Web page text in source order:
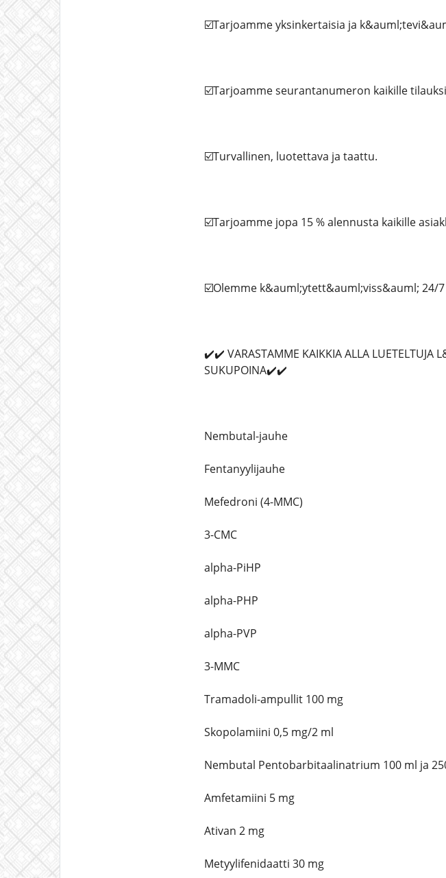
☑️Tarjoamme yksinkertaisia ​​ja
☑️Tarjoamme seurantanumeron kaikille
☑️Turvallinen, luotettava ja taattu.
☑️Tarjoamme jopa 15 % alennusta kaikille
☑️Olemme k&auml;ytett&auml;viss&auml; 24/
✔️✔️ VARASTAMME KAIKKIA ALLA LUETELTUJA
SUKUPOINA✔️✔️
Nembutal-jauhe
Fentanyylijauhe
Mefedroni (4-MMC)
3-CMC
alpha-PiHP
alpha-PHP
alpha-PVP
3-MMC
Tramadoli-ampullit 100 mg
Skopolamiini 0,5 mg/2 ml
Nembutal Pentobarbitaalinatrium 100 ml ja
Amfetamiini 5 mg
Ativan 2 mg
Metyylifenidaatti 30 mg